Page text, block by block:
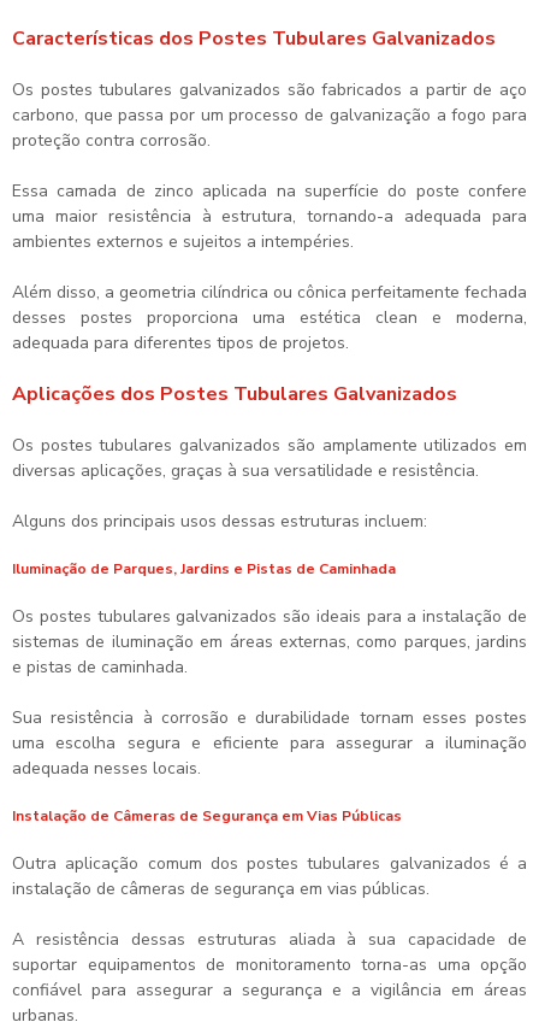
Características dos Postes Tubulares Galvanizados
Os postes tubulares galvanizados são fabricados a partir de aço
carbono, que passa por um processo de galvanização a fogo para
proteção contra corrosão.
Essa camada de zinco aplicada na superfície do poste confere
uma maior resistência à estrutura, tornando-a adequada para
ambientes externos e sujeitos a intempéries.
Além disso, a geometria cilíndrica ou cônica perfeitamente fechada
desses postes proporciona uma estética clean e moderna,
adequada para diferentes tipos de projetos.
Aplicações dos Postes Tubulares Galvanizados
Os postes tubulares galvanizados são amplamente utilizados em
diversas aplicações, graças à sua versatilidade e resistência.
Alguns dos principais usos dessas estruturas incluem:
Iluminação de Parques, Jardins e Pistas de Caminhada
Os postes tubulares galvanizados são ideais para a instalação de
sistemas de iluminação em áreas externas, como parques, jardins
e pistas de caminhada.
Sua resistência à corrosão e durabilidade tornam esses postes
uma escolha segura e eficiente para assegurar a iluminação
adequada nesses locais.
Instalação de Câmeras de Segurança em Vias Públicas
Outra aplicação comum dos postes tubulares galvanizados é a
instalação de câmeras de segurança em vias públicas.
A resistência dessas estruturas aliada à sua capacidade de
suportar equipamentos de monitoramento torna-as uma opção
confiável para assegurar a segurança e a vigilância em áreas
urbanas.